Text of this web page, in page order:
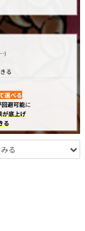
…)
る
選べる
回避可能に
が底上げ
る
る